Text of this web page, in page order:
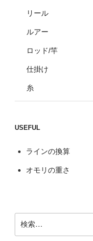
リール
ルアー
ロッド/竿
仕掛け
糸
USEFUL
ラインの換算
オモリの重さ
索: